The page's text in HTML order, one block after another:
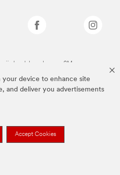
your device to enhance site
and deliver you advertisements
Accept Cookies
handelsmerken van 3M.we